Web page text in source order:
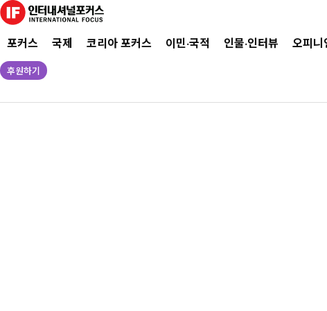
포커스 국제 코리아 포커스 이민·국적 인물·인터뷰 오피니
후원하기